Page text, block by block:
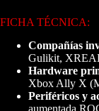
FICHA TÉCNICA:
Compañías
Gulikit,
Hardware
Xbox Ally X
Periféricos y
aumentada